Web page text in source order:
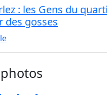
: les Gens du
des gosses